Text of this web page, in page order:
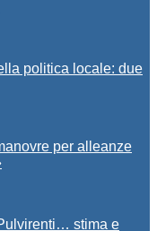
politica locale: due
per alleanze
stima e